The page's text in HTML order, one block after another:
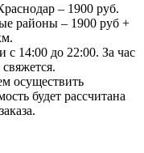
– 1900 руб.
районы – 1900 руб +
с 14:00 до 22:00. За час
осуществить
будет рассчитана